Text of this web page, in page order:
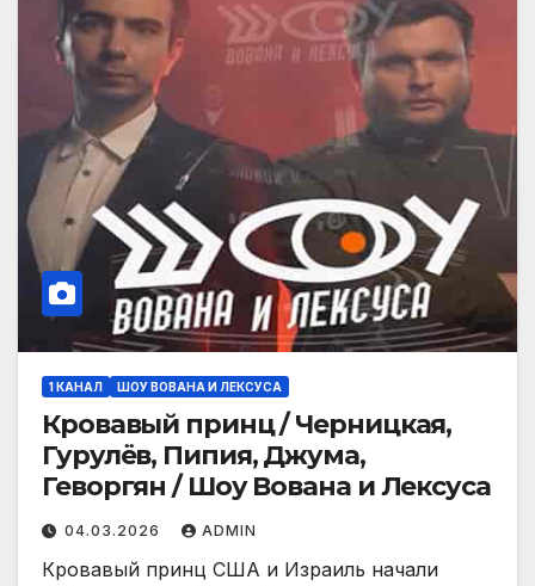
1 КАНАЛ ШОУ ВОВАНА И ЛЕКСУСА
Кровавый принц / Черницкая,
Гурулёв, Пипия, Джума,
Геворгян / Шоу Вована и Лексуса
04.03.2026 ADMIN
Кровавый принц США и Израиль начали